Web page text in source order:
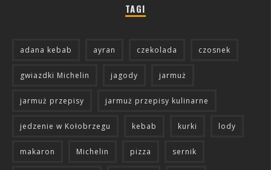
TAGI
adana kebab ayran czekolada czosnek
gwiazdki Michelin jagody jarmuż
jarmuż przepisy jarmuż przepisy kulinarne
jedzenie w Kołobrzegu kebab kurki lody
makaron Michelin pizza sernik